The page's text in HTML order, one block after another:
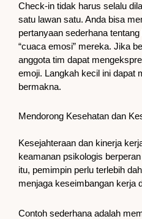
Check-in tidak harus selalu
satu lawan satu. Anda bisa
pertanyaan sederhana
“cuaca emosi” mereka. Jika
anggota tim dapat
emoji. Langkah kecil ini dapat
bermakna.
Mendorong Kesehatan dan
Kesejahteraan dan kinerja
keamanan psikologis
itu, pemimpin perlu terlebih
menjaga keseimbangan kerja
Contoh sederhana adalah